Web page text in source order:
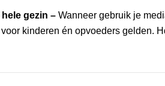
gezin – Wanneer gebruik je
kinderen én opvoeders gelden.